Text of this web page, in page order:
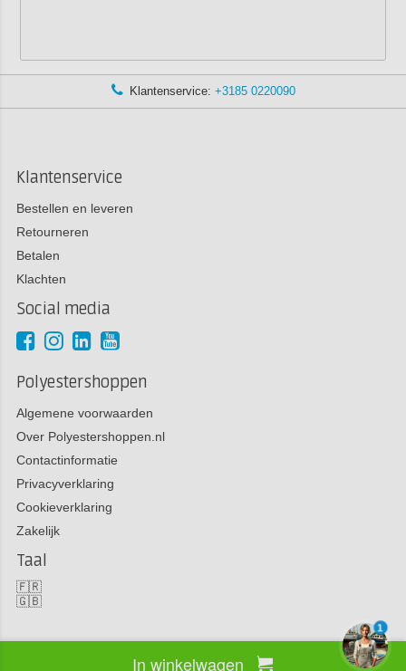
In winkelwagen
Klantenservice: +3185 0220090
Klantenservice
Bestellen en leveren
Retourneren
Betalen
Klachten
Social media
Polyestershoppen
Algemene voorwaarden
Over Polyestershoppen.nl
Contactinformatie
Privacyverklaring
Cookieverklaring
Zakelijk
Taal
🇫🇷
🇬🇧
Copyright 2026 Polyestershoppen bv
1